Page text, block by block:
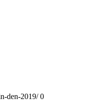
den-2019/ 0